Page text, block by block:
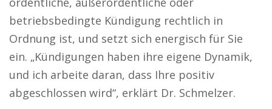
betriebsbedingte Kündigung rechtlich in
Ordnung ist, und setzt sich energisch für Sie
ein. „Kündigungen haben ihre eigene Dynamik,
und ich arbeite daran, dass Ihre positiv
abgeschlossen wird“, erklärt Dr. Schmelzer.